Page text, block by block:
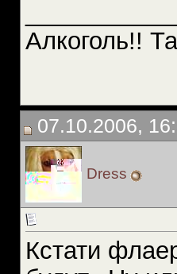
Алкоголь!!
07.10.2006,
Dress
Кстати